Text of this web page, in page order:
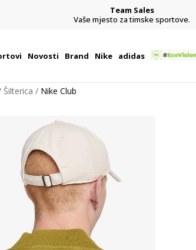
Team Sales
Vaše mjesto za timske sportove.
Novosti Brand Nike adidas
Šilterica Nike Club